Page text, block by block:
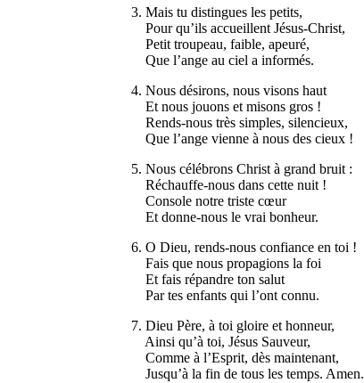
3. Mais tu distingues les petits,
Pour qu’ils accueillent Jésus-Christ,
Petit troupeau, faible, apeuré,
Que l’ange au ciel a informés.
4. Nous désirons, nous visons haut
Et nous jouons et misons gros !
Rends-nous très simples, silencieux,
Que l’ange vienne à nous des cieux !
5. Nous célébrons Christ à grand bruit :
Réchauffe-nous dans cette nuit !
Console notre triste cœur
Et donne-nous le vrai bonheur.
6. O Dieu, rends-nous confiance en toi !
Fais que nous propagions la foi
Et fais répandre ton salut
Par tes enfants qui l’ont connu.
7. Dieu Père, à toi gloire et honneur,
Ainsi qu’à toi, Jésus Sauveur,
Comme à l’Esprit, dès maintenant,
Jusqu’à la fin de tous les temps. Amen.